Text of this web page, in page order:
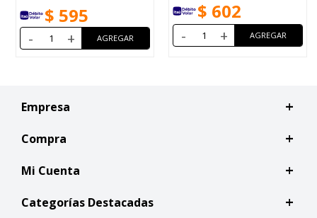
$ 595
- +
$ 602
- +
Empresa
Compra
Mi Cuenta
Categorías Destacadas